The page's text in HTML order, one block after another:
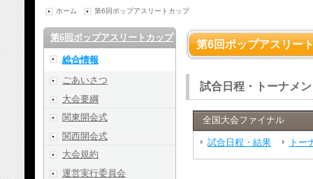
ホーム 第6回ポップアスリートカップ
第6回ポップアスリー
試合日程・トーナメ
全国大会ファイナル
試合日程・結果 トー
第6回ポップアスリートカップ
総合情報
ごあいさつ
大会要綱
関東開会式
関西開会式
大会規約
運営実行委員会